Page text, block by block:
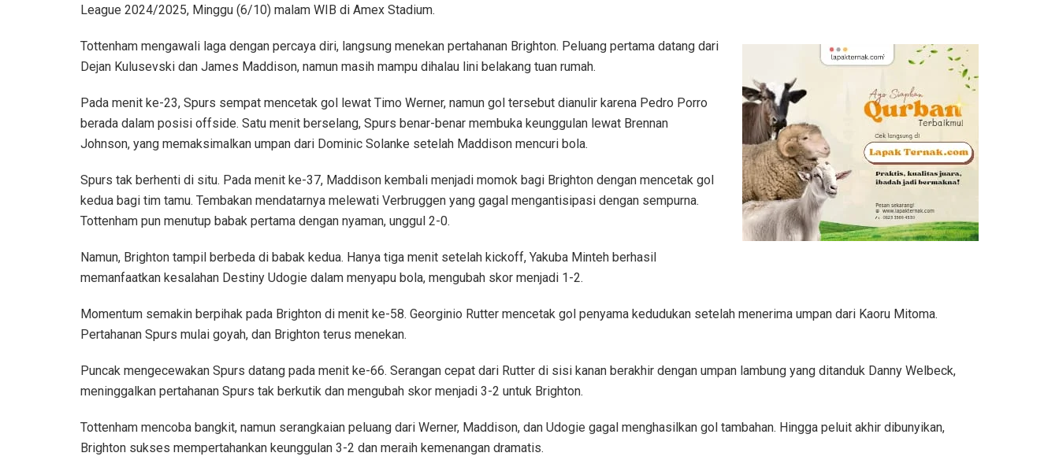
League 2024/2025, Minggu (6/10) malam WIB di Amex Stadium.
Tottenham mengawali laga dengan percaya diri, langsung menekan pertahanan Brighton. Peluang pertama datang dari
Dejan Kulusevski dan James Maddison, namun masih mampu dihalau lini belakang tuan rumah.
Pada menit ke-23, Spurs sempat mencetak gol lewat Timo Werner, namun gol tersebut dianulir karena Pedro Porro
berada dalam posisi offside. Satu menit berselang, Spurs benar-benar membuka keunggulan lewat Brennan
Johnson, yang memaksimalkan umpan dari Dominic Solanke setelah Maddison mencuri bola.
Spurs tak berhenti di situ. Pada menit ke-37, Maddison kembali menjadi momok bagi Brighton dengan mencetak gol
kedua bagi tim tamu. Tembakan mendatarnya melewati Verbruggen yang gagal mengantisipasi dengan sempurna.
Tottenham pun menutup babak pertama dengan nyaman, unggul 2-0.
Namun, Brighton tampil berbeda di babak kedua. Hanya tiga menit setelah kickoff, Yakuba Minteh berhasil
memanfaatkan kesalahan Destiny Udogie dalam menyapu bola, mengubah skor menjadi 1-2.
Momentum semakin berpihak pada Brighton di menit ke-58. Georginio Rutter mencetak gol penyama kedudukan setelah menerima umpan dari Kaoru Mitoma.
Pertahanan Spurs mulai goyah, dan Brighton terus menekan.
Puncak mengecewakan Spurs datang pada menit ke-66. Serangan cepat dari Rutter di sisi kanan berakhir dengan umpan lambung yang ditanduk Danny Welbeck,
meninggalkan pertahanan Spurs tak berkutik dan mengubah skor menjadi 3-2 untuk Brighton.
Tottenham mencoba bangkit, namun serangkaian peluang dari Werner, Maddison, dan Udogie gagal menghasilkan gol tambahan. Hingga peluit akhir dibunyikan,
Brighton sukses mempertahankan keunggulan 3-2 dan meraih kemenangan dramatis.